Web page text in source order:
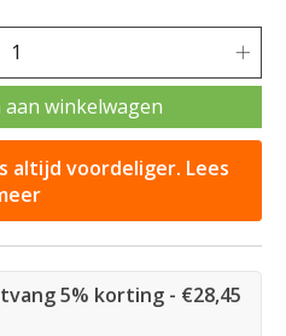
winkelwagen
altijd voordeliger. Lees
5% korting - €28,45